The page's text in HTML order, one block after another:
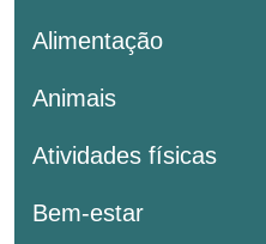
Alimentação
Animais
Atividades físicas
Bem-estar